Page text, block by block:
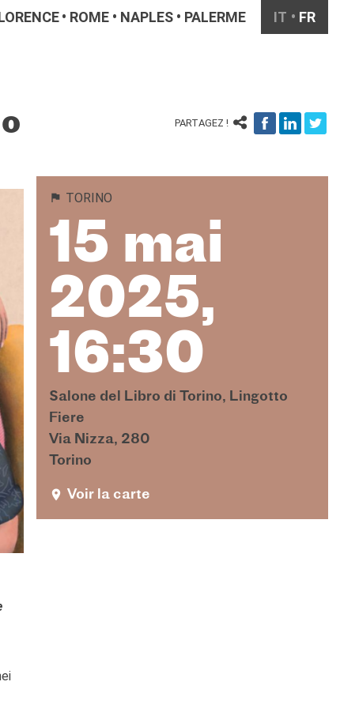
ROME NAPLES PALERME IT FR
PARTAGEZ !
TORINO
15 mai
2025,
16:30
Salone del Libro di Torino, Lingotto
Fiere
Via Nizza, 280
Torino
Voir la carte